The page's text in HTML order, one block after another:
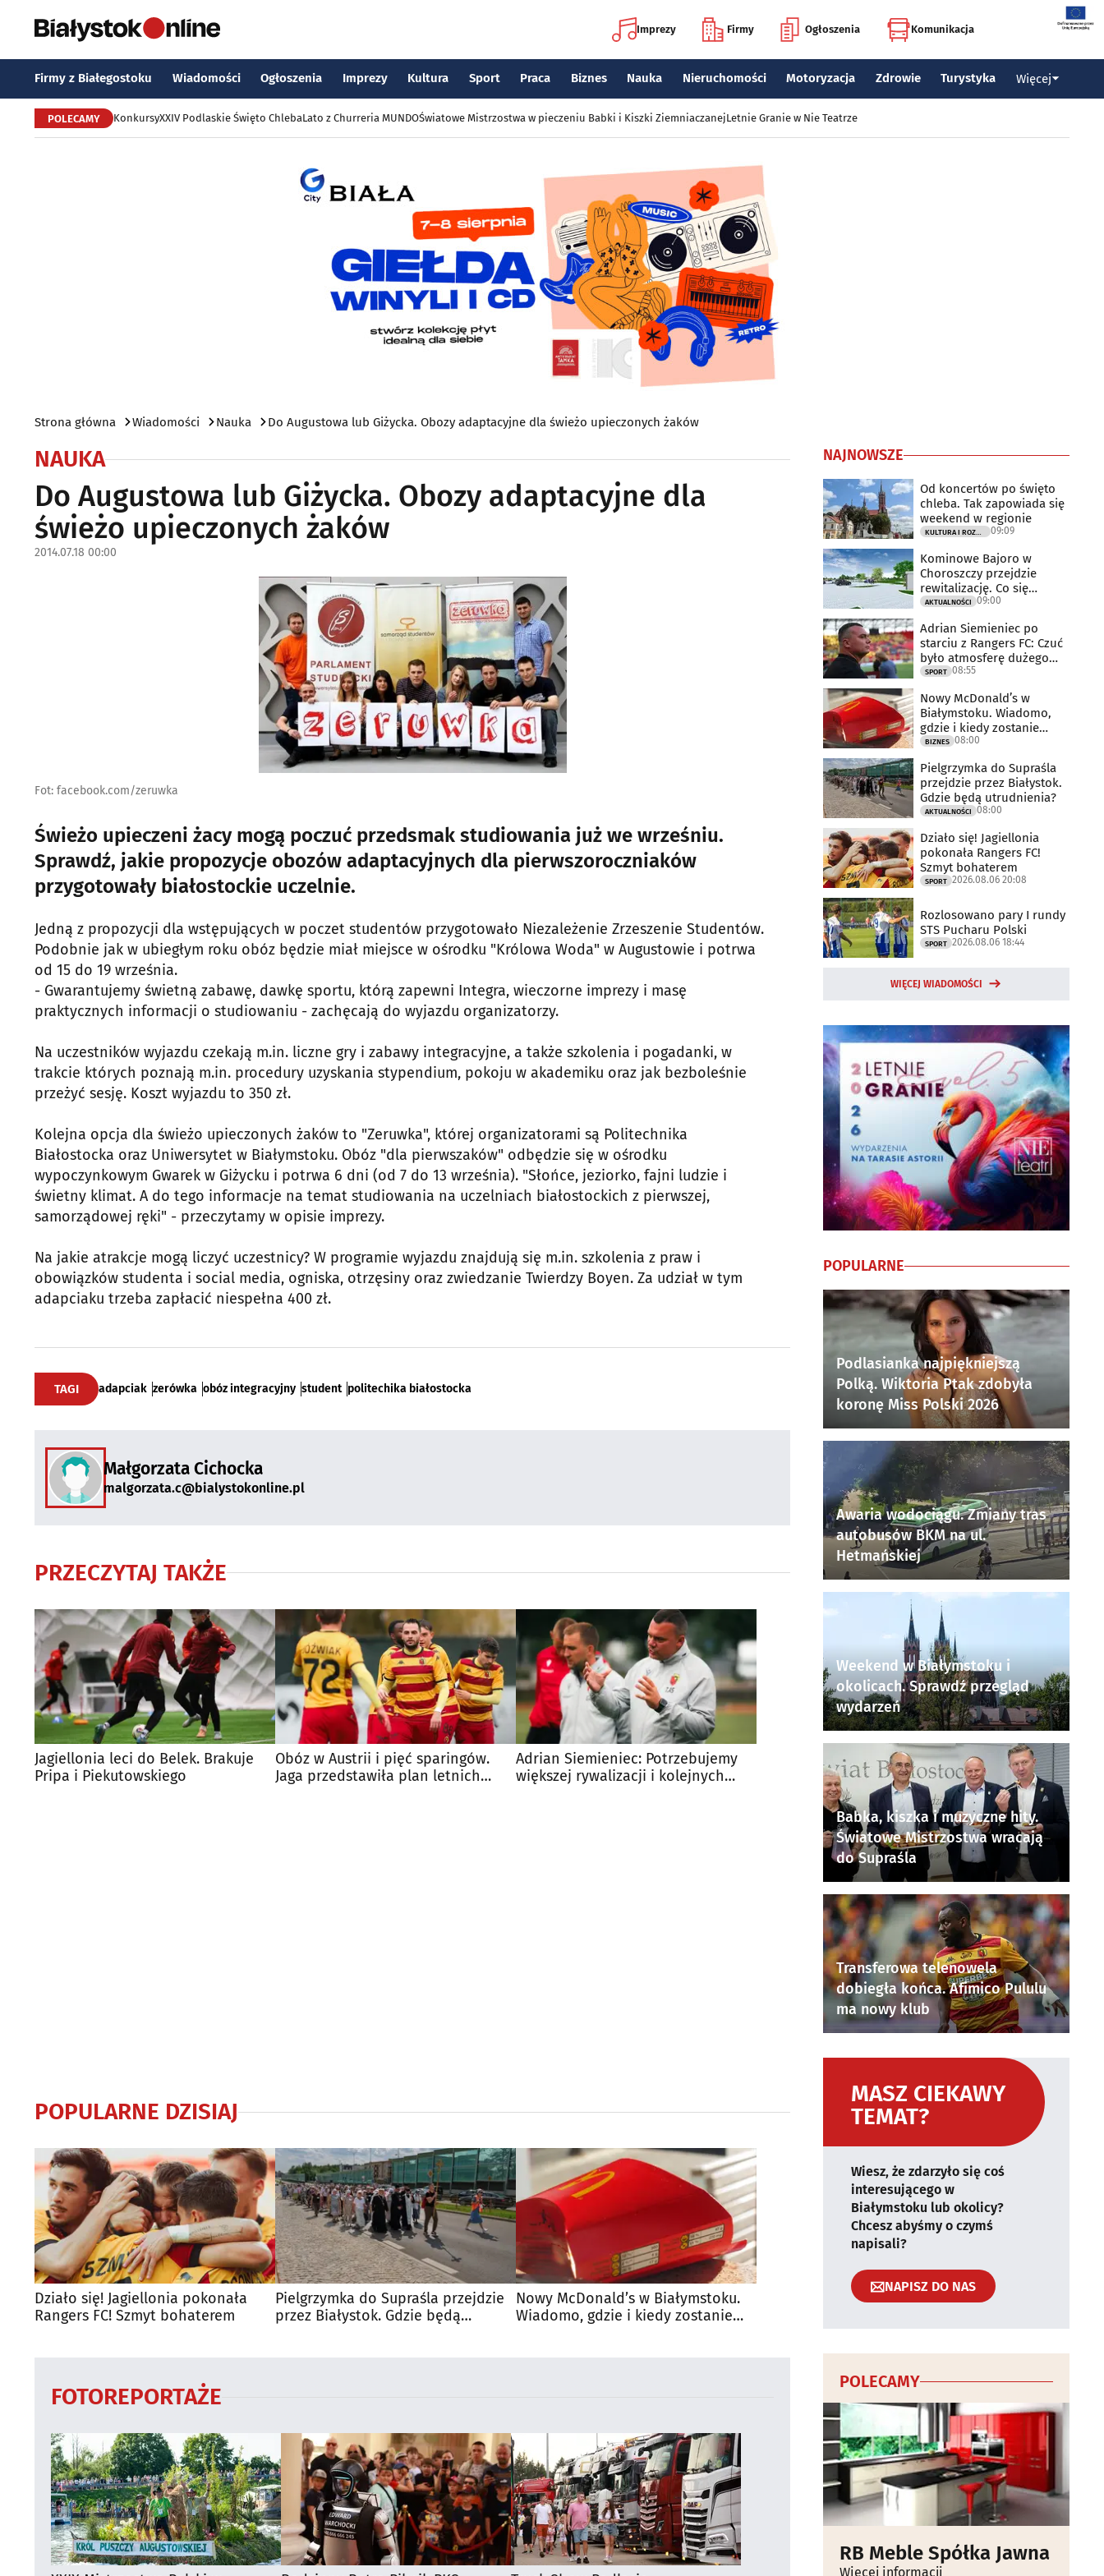
Imprezy Firmy Ogłoszenia Komunikacja
Firmy z Białegostoku Wiadomości Ogłoszenia Imprezy Kultura Sport Praca Biznes Nauka Nieruchomości Motoryzacja Zdrowie Turystyka Więcej
POLECAMY KonkursyXXIV Podlaskie Święto ChlebaLato z Churreria MUNDOŚwiatowe Mistrzostwa w pieczeniu Babki i Kiszki ZiemniaczanejLetnie Granie w Nie Teatrze
Strona główna Wiadomości Nauka Do Augustowa lub Giżycka. Obozy adaptacyjne dla świeżo upieczonych żaków
NAUKA
Do Augustowa lub Giżycka. Obozy adaptacyjne dla
świeżo upieczonych żaków
2014.07.18 00:00
Fot: facebook.com/zeruwka
Świeżo upieczeni żacy mogą poczuć przedsmak studiowania już we wrześniu.
Sprawdź, jakie propozycje obozów adaptacyjnych dla pierwszoroczniaków
przygotowały białostockie uczelnie.
Jedną z propozycji dla wstępujących w poczet studentów przygotowało Niezależenie Zrzeszenie Studentów.
Podobnie jak w ubiegłym roku obóz będzie miał miejsce w ośrodku "Królowa Woda" w Augustowie i potrwa
od 15 do 19 września.
- Gwarantujemy świetną zabawę, dawkę sportu, którą zapewni Integra, wieczorne imprezy i masę
praktycznych informacji o studiowaniu - zachęcają do wyjazdu organizatorzy.
Na uczestników wyjazdu czekają m.in. liczne gry i zabawy integracyjne, a także szkolenia i pogadanki, w
trakcie których poznają m.in. procedury uzyskania stypendium, pokoju w akademiku oraz jak bezboleśnie
przeżyć sesję. Koszt wyjazdu to 350 zł.
Kolejna opcja dla świeżo upieczonych żaków to "Zeruwka", której organizatorami są Politechnika
Białostocka oraz Uniwersytet w Białymstoku. Obóz "dla pierwszaków" odbędzie się w ośrodku
wypoczynkowym Gwarek w Giżycku i potrwa 6 dni (od 7 do 13 września). "Słońce, jeziorko, fajni ludzie i
świetny klimat. A do tego informacje na temat studiowania na uczelniach białostockich z pierwszej,
samorządowej ręki" - przeczytamy w opisie imprezy.
Na jakie atrakcje mogą liczyć uczestnicy? W programie wyjazdu znajdują się m.in. szkolenia z praw i
obowiązków studenta i social media, ogniska, otrzęsiny oraz zwiedzanie Twierdzy Boyen. Za udział w tym
adapciaku trzeba zapłacić niespełna 400 zł.
TAGI adapciak zerówka obóz integracyjny student politechika białostocka
Małgorzata Cichocka
malgorzata.c@bialystokonline.pl
PRZECZYTAJ TAKŻE
Jagiellonia leci do Belek. Brakuje
Pripa i Piekutowskiego
Obóz w Austrii i pięć sparingów.
Jaga przedstawiła plan letnich
Adrian Siemieniec: Potrzebujemy
większej rywalizacji i kolejnych
POPULARNE DZISIAJ
Działo się! Jagiellonia pokonała
Rangers FC! Szmyt bohaterem
Pielgrzymka do Supraśla przejdzie
przez Białystok. Gdzie będą
Nowy McDonald’s w Białymstoku.
Wiadomo, gdzie i kiedy zostanie
FOTOREPORTAŻE
NAJNOWSZE
Od koncertów po święto
chleba. Tak zapowiada się
weekend w regionie
09:09
Kominowe Bajoro w
Choroszczy przejdzie
rewitalizację. Co się
zmieni?
AKTUALNOŚCI 09:00
Adrian Siemieniec po
starciu z Rangers FC: Czuć
było atmosferę dużego
meczu
SPORT 08:55
Nowy McDonald’s w
Białymstoku. Wiadomo,
gdzie i kiedy zostanie
otwarty
BIZNES 08:00
Pielgrzymka do Supraśla
przejdzie przez Białystok.
Gdzie będą utrudnienia?
AKTUALNOŚCI 08:00
Działo się! Jagiellonia
pokonała Rangers FC!
Szmyt bohaterem
SPORT 2026.08.06 20:08
Rozlosowano pary I rundy
STS Pucharu Polski
SPORT 2026.08.06 18:44
WIĘCEJ WIADOMOŚCI
POPULARNE
Podlasianka najpiękniejszą
Polką. Wiktoria Ptak zdobyła
koronę Miss Polski 2026
Awaria wodociągu. Zmiany tras
autobusów BKM na ul.
Hetmańskiej
Weekend w Białymstoku i
okolicach. Sprawdź przegląd
wydarzeń
Babka, kiszka i muzyczne hity.
Światowe Mistrzostwa wracają
do Supraśla
Transferowa telenowela
dobiegła końca. Afimico Pululu
ma nowy klub
MASZ CIEKAWY
TEMAT?
Wiesz, że zdarzyło się coś
interesującego w
Białymstoku lub okolicy?
Chcesz abyśmy o czymś
napisali?
NAPISZ DO NAS
POLECAMY
RB Meble Spółka Jawna
Więcej informacji